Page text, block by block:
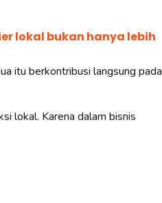
lokal bukan hanya lebih
itu berkontribusi langsung pada
lokal. Karena dalam bisnis